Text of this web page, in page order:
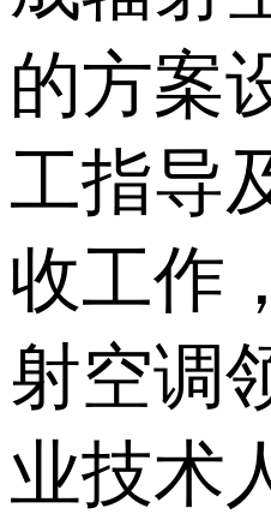
的方案
工指导
收工作
射空调
业技术